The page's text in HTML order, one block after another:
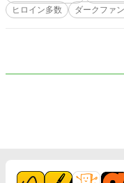
時ごろ更新予定 <a href="https://www.tugikuru.jp/colink/link?cid=67724" target
ヒロイン多数
ダークファ